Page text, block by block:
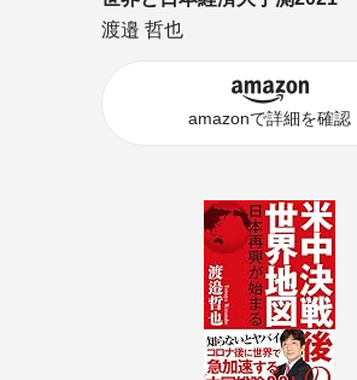
渡邉 哲也
amazonで詳細を確認